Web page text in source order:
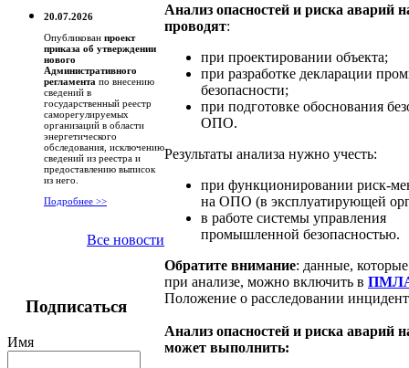
20.07.2026
Опубликован проект
приказа об утверждении
нового
Административного
регламента по внесению
сведений в
государственный реестр
саморегулируемых
организаций в области
энергетического
обследования, исключению
сведений из реестра и
предоставлению выписок
из него.
Подробнее >>
Все новости
Подписаться
Имя
Анализ опасностей и риска
проводят:
при проектировании объекта;
при разработке декларации
безопасности;
при подготовке обоснования
ОПО.
Результаты анализа нужно учесть:
при функционировании риск-
на ОПО (в эксплуатирующей
в работе системы управления
промышленной безопасностью.
Обратите внимание: данные,
при анализе, можно включить в
Положение о расследовании
Анализ опасностей и риска
может выполнить: